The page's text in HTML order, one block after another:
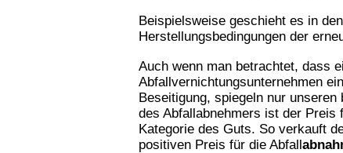
Beispielsweise geschieht es in
Herstellungsbedingungen der
Auch wenn man betrachtet, dass
Abfallvernichtungsunternehmen
Beseitigung, spiegeln nur
des Abfallabnehmers ist der Preis
Kategorie des Guts. So verkauft
positiven Preis für die Abfall